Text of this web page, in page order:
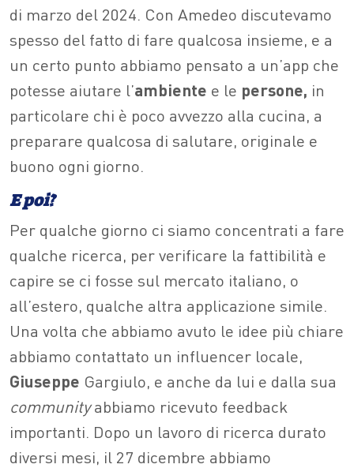
di marzo del 2024. Con Amedeo discutevamo
spesso del fatto di fare qualcosa insieme, e a
un certo punto abbiamo pensato a un’app che
potesse aiutare l’ambiente e le persone, in
particolare chi è poco avvezzo alla cucina, a
preparare qualcosa di salutare, originale e
buono ogni giorno.
E poi?
Per qualche giorno ci siamo concentrati a fare
qualche ricerca, per verificare la fattibilità e
capire se ci fosse sul mercato italiano, o
all’estero, qualche altra applicazione simile.
Una volta che abbiamo avuto le idee più chiare
abbiamo contattato un influencer locale,
Giuseppe Gargiulo, e anche da lui e dalla sua
communityabbiamo ricevuto feedback
importanti. Dopo un lavoro di ricerca durato
diversi mesi, il 27 dicembre abbiamo